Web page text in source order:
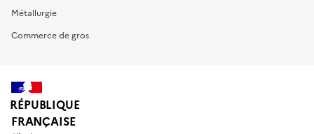
Métallurgie
Commerce de gros
RÉPUBLIQUE
FRANÇAISE